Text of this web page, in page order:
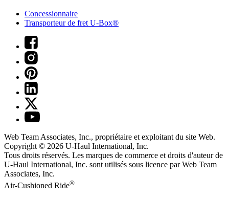
Concessionnaire
Transporteur de fret U-Box®
Web Team Associates, Inc., propriétaire et exploitant du site Web.
Copyright © 2026 U-Haul International, Inc.
Tous droits réservés. Les marques de commerce et droits d'auteur de
U-Haul International, Inc. sont utilisés sous licence par Web Team
Associates, Inc.
Air-Cushioned Ride®